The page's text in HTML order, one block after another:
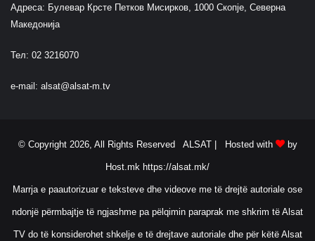
Адреса: Булевар Крсте Петков Мисирков, 1000 Скопје, Северна
Македонија
Тел: 02 3216070
e-mail: alsat@alsat-m.tv
© Copyright 2026, All Rights Reserved ALSAT | Hosted with by
Host.mk https://alsat.mk/
Marrja e paautorizuar e teksteve dhe videove me të drejtë autoriale ose
ndonjë përmbajtje të ngjashme pa pëlqimin paraprak me shkrim të Alsat
TV do të konsiderohet shkelje e të drejtave autoriale dhe për këtë Alsat